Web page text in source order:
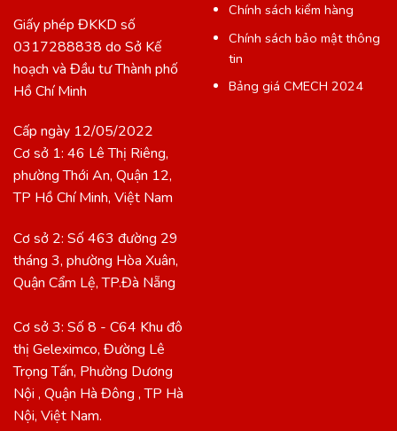
Giấy phép ĐKKD số
0317288838 do Sở Kế
hoạch và Đầu tư Thành phố
Hồ Chí Minh
Cấp ngày 12/05/2022
Cơ sở 1: 46 Lê Thị Riêng,
phường Thới An, Quận 12,
TP Hồ Chí Minh, Việt Nam
Cơ sở 2: Số 463 đường 29
tháng 3, phường Hòa Xuân,
Quận Cẩm Lệ, TP.Đà Nẵng
Cơ sở 3: Số 8 - C64 Khu đô
thị Geleximco, Đường Lê
Trọng Tấn, Phường Dương
Nội , Quận Hà Đông , TP Hà
Nội, Việt Nam.
Chính sách kiểm hàng
Chính sách bảo mật thông
tin
Bảng giá CMECH 2024